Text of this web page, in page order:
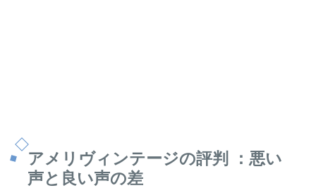
アメリヴィンテージの評判 ：悪い
声と良い声の差